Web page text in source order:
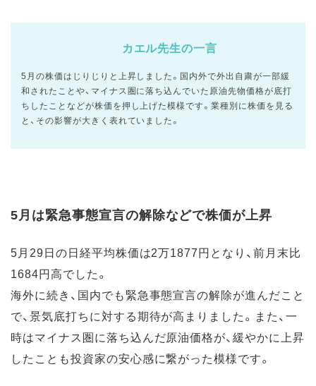
カエル先生の一言
5月の株価はじりじりと上昇しました。国内外で外出自粛が一部緩
和されたことや、マイナス圏に落ち込んでいた原油先物価格が底打
ちしたことなどが株価を押し上げた模様です。業種別に株価を見る
と、その影響が大きく表れていました。
5月は緊急事態宣言の解除などで株価が上昇
5月29日の日経平均株価は2万1877円となり、前月末比
1684円高でした。
海外に続き、国内でも緊急事態宣言の解除が進んだこと
で、景気底打ちに対する期待が高まりました。また、一
時はマイナス圏に落ち込んだ原油価格が、緩やかに上昇
したことも投資家の安心感に繋がった模様です。